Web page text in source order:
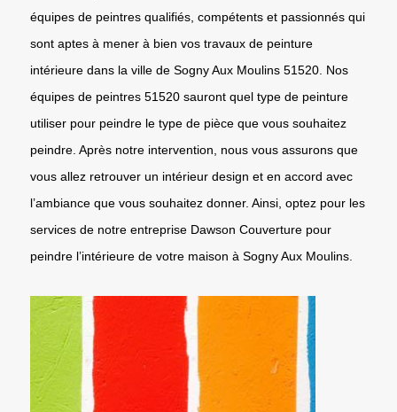
équipes de peintres qualifiés, compétents et passionnés qui
sont aptes à mener à bien vos travaux de peinture
intérieure dans la ville de Sogny Aux Moulins 51520. Nos
équipes de peintres 51520 sauront quel type de peinture
utiliser pour peindre le type de pièce que vous souhaitez
peindre. Après notre intervention, nous vous assurons que
vous allez retrouver un intérieur design et en accord avec
l’ambiance que vous souhaitez donner. Ainsi, optez pour les
services de notre entreprise Dawson Couverture pour
peindre l’intérieure de votre maison à Sogny Aux Moulins.